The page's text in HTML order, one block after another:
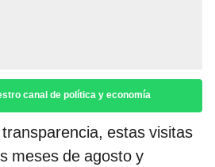
canal de política y economía
estas visitas
meses de agosto y